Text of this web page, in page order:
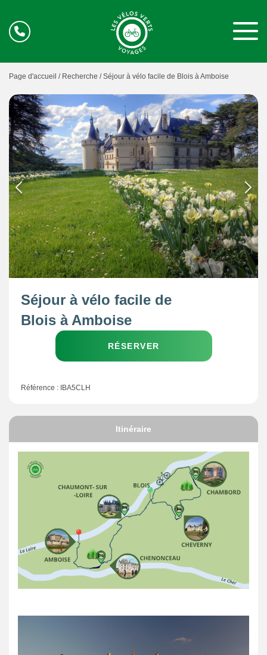
Page d'accueil / Recherche / Séjour à vélo facile de Blois à Amboise
Séjour à vélo facile de
Blois à Amboise
RÉSERVER
Référence : IBA5CLH
Itinéraire